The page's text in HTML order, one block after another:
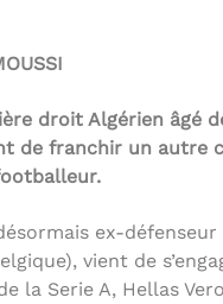
droit Algérien âgé
de franchir un autre
ex-défenseur
vient de
la Serie A, Hellas